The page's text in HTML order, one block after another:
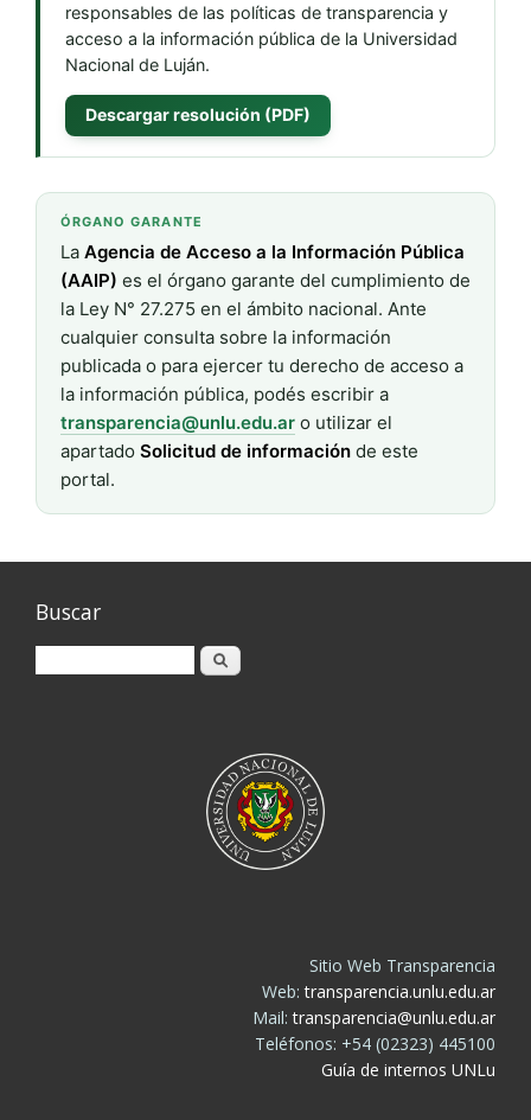
responsables de las políticas de transparencia y
acceso a la información pública de la Universidad
Nacional de Luján.
Descargar resolución (PDF)
ÓRGANO GARANTE
La Agencia de Acceso a la Información Pública
(AAIP) es el órgano garante del cumplimiento de
la Ley N° 27.275 en el ámbito nacional. Ante
cualquier consulta sobre la información
publicada o para ejercer tu derecho de acceso a
la información pública, podés escribir a
transparencia@unlu.edu.aro utilizar el
apartado Solicitud de informaciónde este
portal.
Buscar
Buscar
Sitio Web Transparencia
Web:transparencia.unlu.edu.ar
Mail:transparencia@unlu.edu.ar
Teléfonos: +54 (02323) 445100
Guía de internos UNLu